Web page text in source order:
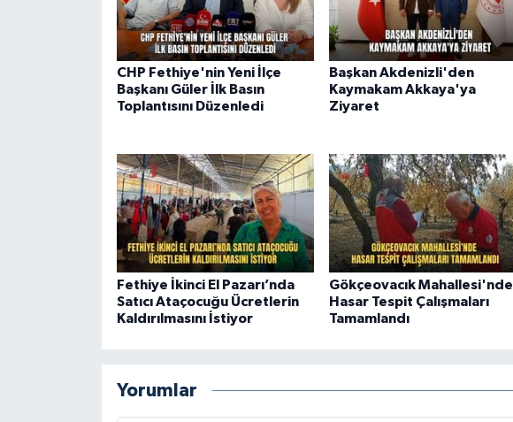
CHP Fethiye'nin Yeni İlçe
Başkanı Güler İlk Basın
Toplantısını Düzenledi
Başkan Akdenizli'den
Kaymakam Akkaya'ya
Ziyaret
Fethiye İkinci El Pazarı’nda
Satıcı Ataçocuğu Ücretlerin
Kaldırılmasını İstiyor
Gökçeovacık Mahallesi'nde
Hasar Tespit Çalışmaları
Tamamlandı
Yorumlar